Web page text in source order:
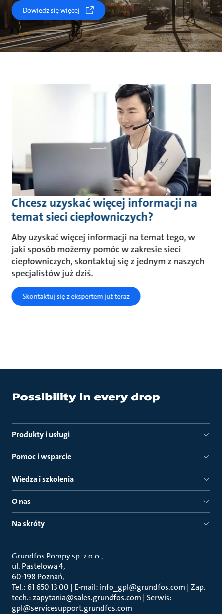
Dowiedz się więcej
Chcesz uzyskać więcej informacji na
temat sieci ciepłowniczych?
Aby uzyskać więcej informacji na temat tego, w
jaki sposób możemy pomóc w zakresie sieci
ciepłowniczych, skontaktuj się z jednym z naszych
specjalistów już dziś.
Skontaktuj się z ekspertem już teraz
Produkty i usługi
Pomoc i wsparcie
Wiedza i szkolenia
O nas
Na skróty
Grundfos Pompy sp. z o.o.
ul. Pastelowa 4
60-198 Poznań
Tel.: 61 650 13 00 | E-mail: info_gpl@grundfos.com | Zap.
tech.: zapytania@sales.grundfos.com | Serwis:
gpl@servicesupport.grundfos.com